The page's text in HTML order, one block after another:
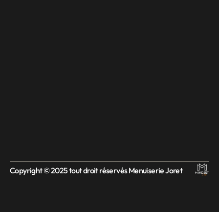
Copyright © 2025 tout droit réservés Menuiserie Joret